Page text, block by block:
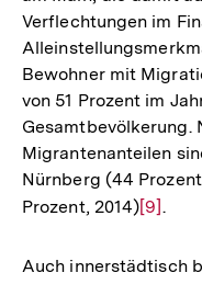
Verflechtungen im
Bewohner mit
von 51 Prozent im
Gesamtbevölkerung.
Migrantenanteilen
Nürnberg (44
Prozent, 2014)Zur
der
[9].
Auch innerstädtisch